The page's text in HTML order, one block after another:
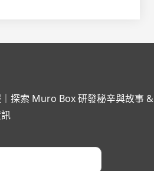
探索 Muro Box 研發秘辛與故事 &